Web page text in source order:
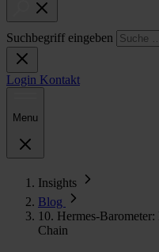
Suchbegriff eingeben
Login Kontakt
Menu
Insights
Blog
10. Hermes-
Chain